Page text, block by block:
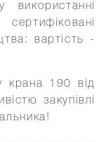
вартість -
крана 190 від
закупівлі